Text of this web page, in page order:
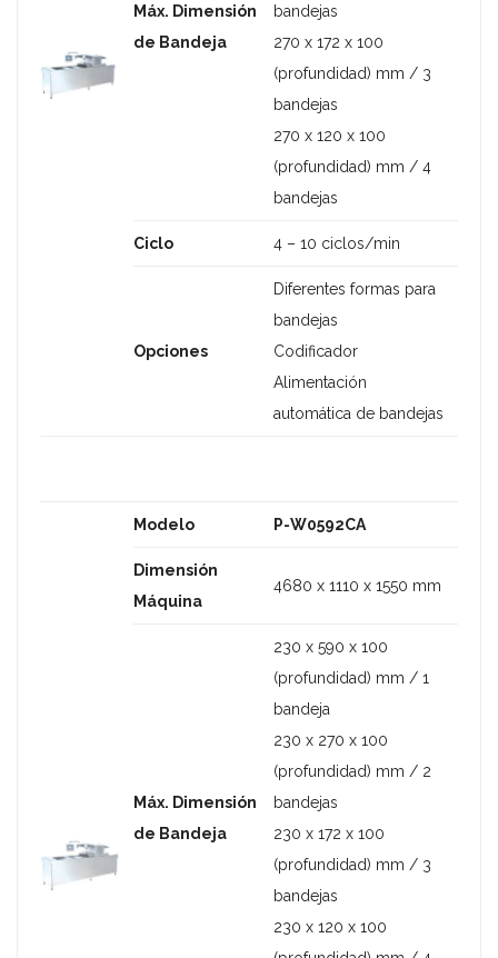
Máx. Dimensión
de Bandeja
bandejas
270 x 172 x 100
(profundidad) mm / 3
bandejas
270 x 120 x 100
(profundidad) mm / 4
bandejas
Ciclo 4 – 10 ciclos/min
Opciones
Diferentes formas para
bandejas
Codificador
Alimentación
automática de bandejas
Modelo P-W0592CA
Dimensión
Máquina
4680 x 1110 x 1550 mm
Máx. Dimensión
de Bandeja
230 x 590 x 100
(profundidad) mm / 1
bandeja
230 x 270 x 100
(profundidad) mm / 2
bandejas
230 x 172 x 100
(profundidad) mm / 3
bandejas
230 x 120 x 100